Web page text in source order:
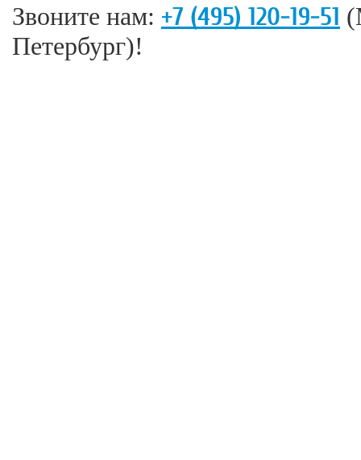
Звоните нам: +7 (495) 120-19-51
Петербург)!